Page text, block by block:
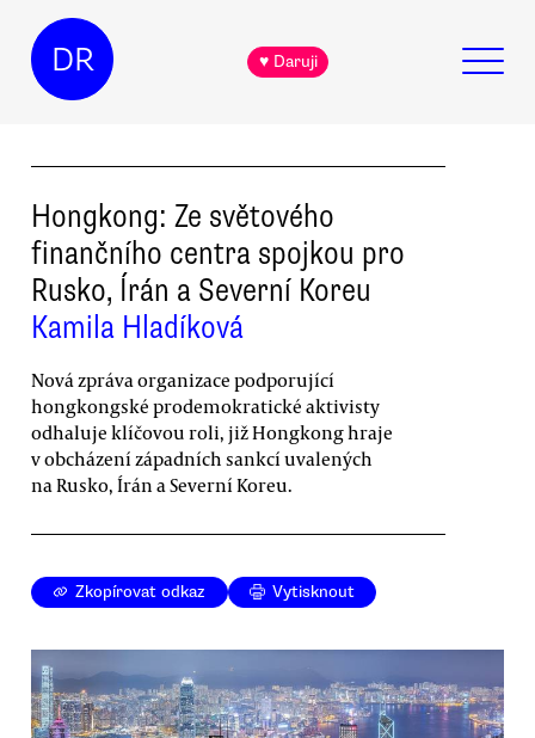
DR ♥ Daruji
Hongkong: Ze světového
finančního centra spojkou pro
Rusko, Írán a Severní Koreu
Kamila Hladíková
Nová zpráva organizace podporující
hongkongské prodemokratické aktivisty
odhaluje klíčovou roli, již Hongkong hraje
v obcházení západních sankcí uvalených
na Rusko, Írán a Severní Koreu.
Zkopírovat odkaz Vytisknout